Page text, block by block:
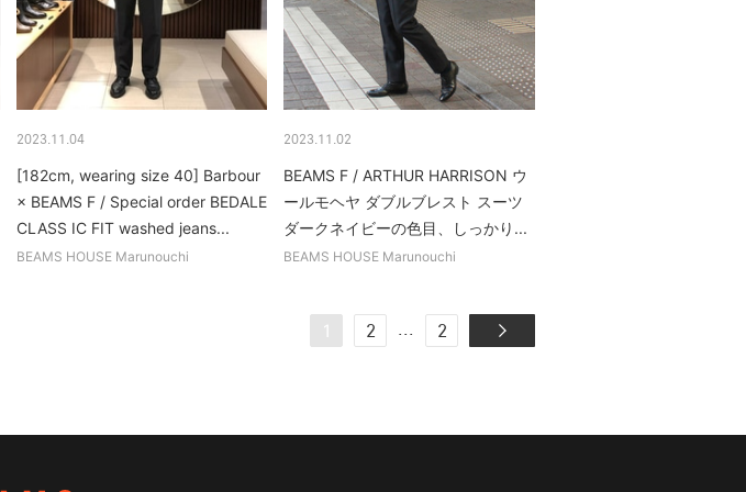
2023.11.04
[182cm, wearing size 40] Barbour
× BEAMS F / Special order BEDALE
CLASS IC FIT washed jeans...
BEAMS HOUSE Marunouchi
2023.11.02
BEAMS F / ARTHUR HARRISON ウ
ールモヘヤ ダブルブレスト スーツ
ダークネイビーの色目、しっかり...
BEAMS HOUSE Marunouchi
1 2 ... 2